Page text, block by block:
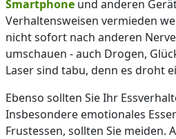
Smartphone und anderen
Verhaltensweisen vermieden
nicht sofort nach anderen
umschauen - auch Drogen,
Laser sind tabu, denn es droht
Ebenso sollten Sie Ihr
Insbesondere emotionales
Frustessen, sollten Sie meiden.